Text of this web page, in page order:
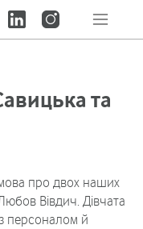
та
про двох наших
Вівдич. Дівчата
персоналом й